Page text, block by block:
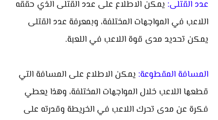
عدد القتلى: يمكن الاطلاع على عدد القتلى الذي حققه
اللاعب في المواجهات المختلفة، وبمعرفة عدد القتلى
يمكن تحديد مدى قوة اللاعب في اللعبة.
المسافة المقطوعة: يمكن الاطلاع على المسافة التي
قطعها اللاعب خلال المواجهات المختلفة، وهذا يعطي
فكرة عن مدى تحرك اللاعب في الخريطة وقدرته على